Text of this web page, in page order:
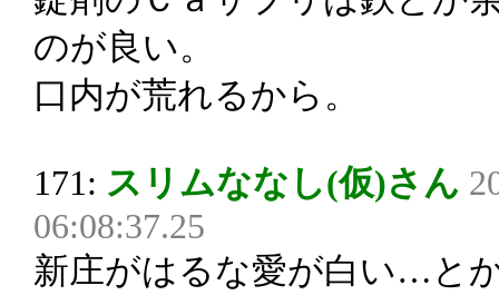
のが良い。
口内が荒れるから。
171: スリムななし(仮)さん
06:08:37.25
新庄がはるな愛が白い…と